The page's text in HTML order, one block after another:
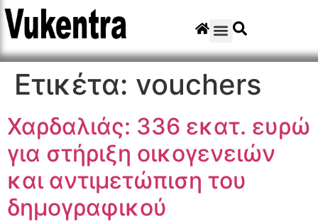
Ετικέτα: vouchers
Χαρδαλιάς: 336 εκατ. ευρώ
για στήριξη οικογενειών
και αντιμετώπιση του
δημογραφικού